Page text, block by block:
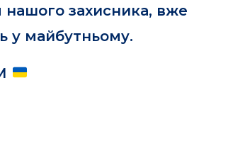
захисника, вже
у майбутньому.